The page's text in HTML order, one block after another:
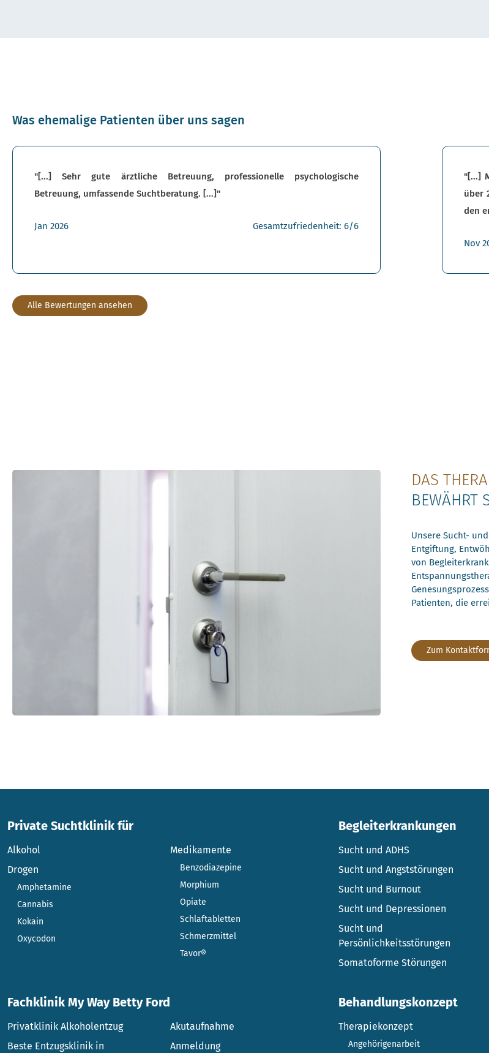
Was ehemalige Patienten über uns sagen
"[...] Sehr gute ärztliche Betreuung, professionelle psychologische
Betreuung, umfassende Suchtberatung. [...]"
Jan 2026 Gesamtzufriedenheit: 6/6
"[...]
über
den
Nov
Alle Bewertungen ansehen
DAS
BEWÄHRT
Unsere Sucht-
Entgiftung,
von
Patienten, die
Zum
Private Suchtklinik für
Alkohol
Drogen
Amphetamine
Cannabis
Kokain
Oxycodon
Medikamente
Benzodiazepine
Morphium
Opiate
Schlaftabletten
Schmerzmittel
Tavor®
Begleiterkrankungen
Sucht und ADHS
Sucht und Angststörungen
Sucht und Burnout
Sucht und Depressionen
Sucht und
Persönlichkeitsstörungen
Somatoforme Störungen
Fachklinik My Way Betty Ford
Privatklinik Alkoholentzug
Beste Entzugsklinik in
Akutaufnahme
Anmeldung
Behandlungskonzept
Therapiekonzept
Angehörigenarbeit